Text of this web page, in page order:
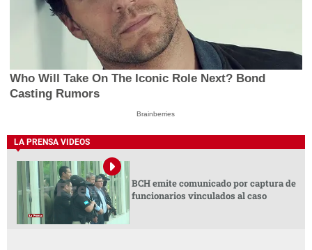
Who Will Take On The Iconic Role Next? Bond
Casting Rumors
Brainberries
LA PRENSA VIDEOS
BCH emite comunicado por captura de
funcionarios vinculados al caso